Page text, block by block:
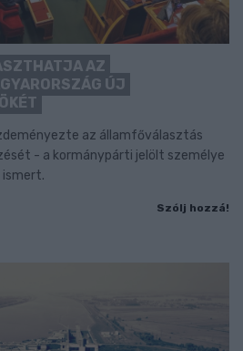
AZ
ÚJ
az államfőválasztás
- a kormánypárti jelölt személye
ismert.
Szólj hozzá!